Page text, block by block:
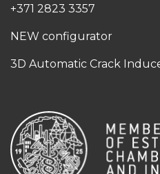
+371 2823 3357
NEW configurator
3D Automatic Crack